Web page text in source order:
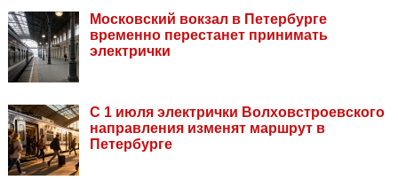
Московский вокзал в Петербурге
временно перестанет принимать
электрички
С 1 июля электрички Волховстроевского
направления изменят маршрут в
Петербурге